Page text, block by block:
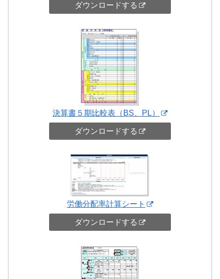
ダウンロードする
決算書５期比較表（BS、PL）
ダウンロードする
労働分配率計算シート
ダウンロードする